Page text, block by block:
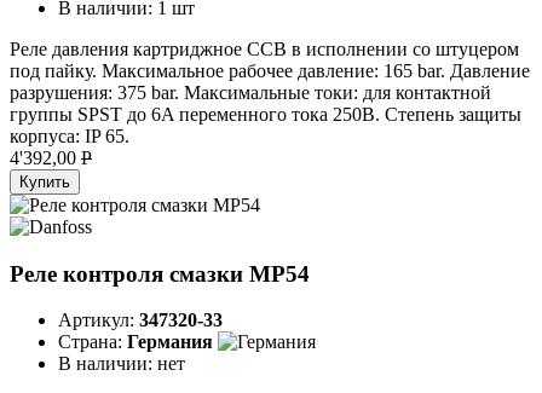
В наличии: 1 шт
Реле давления картриджное CCB в исполнении со штуцером
под пайку. Максимальное рабочее давление: 165 bar. Давление
разрушения: 375 bar. Максимальные токи: для контактной
группы SPST до 6A переменного тока 250B. Степень защиты
корпуса: IP 65.
4'392,00 P
Купить
Реле контроля смазки MP54
Артикул: 347320-33
Страна: Германия
В наличии: нет